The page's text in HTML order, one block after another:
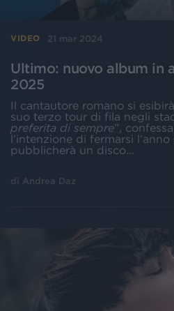
VIDEO 21 mar 2024
Ultimo: nuovo album in
2025
Il cantautore romano si
suo terzo tour di fila negli
preferita di sempre”,
l’intenzione di fermarsi
pubblicherà un disco...
di Andrea Daz